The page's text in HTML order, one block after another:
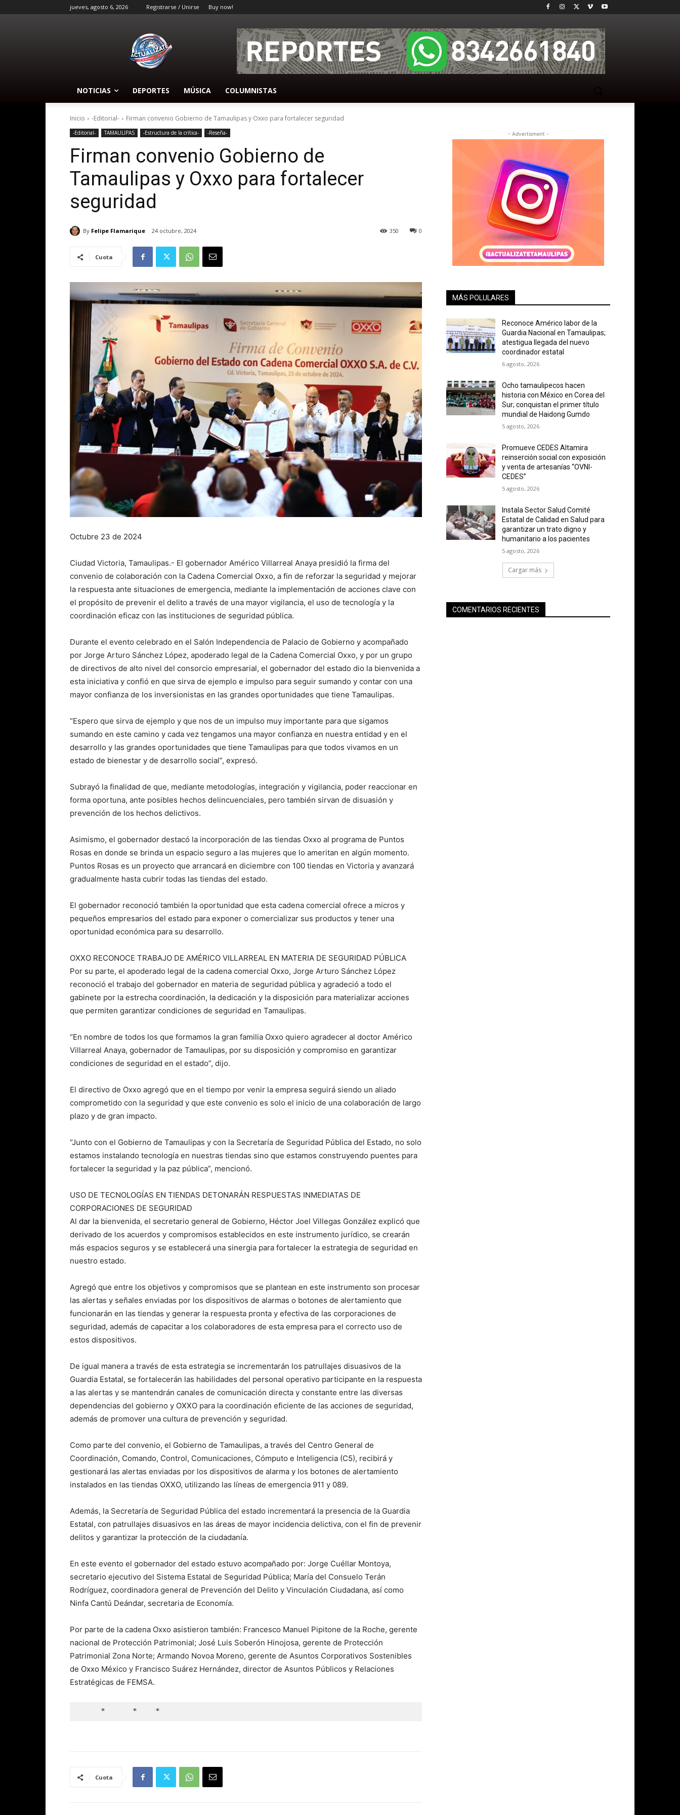
jueves, agosto 6, 2026 Registrarse / Unirse Buy now!
NOTICIAS DEPORTES MÚSICA COLUMNISTAS
Inicio -Editorial- Firman convenio Gobierno de Tamaulipas y Oxxo para fortalecer seguridad
-Editorial- TAMAULIPAS -Estructura de la crítica- -Reseña-
Firman convenio Gobierno de
Tamaulipas y Oxxo para fortalecer
seguridad
By Felipe Flamarique 24 octubre, 2024 0
350
Cuota
Octubre 23 de 2024
Ciudad Victoria, Tamaulipas.- El gobernador Américo Villarreal Anaya presidió la firma del
convenio de colaboración con la Cadena Comercial Oxxo, a fin de reforzar la seguridad y mejorar
la respuesta ante situaciones de emergencia, mediante la implementación de acciones clave con
el propósito de prevenir el delito a través de una mayor vigilancia, el uso de tecnología y la
coordinación eficaz con las instituciones de seguridad pública.
Durante el evento celebrado en el Salón Independencia de Palacio de Gobierno y acompañado
por Jorge Arturo Sánchez López, apoderado legal de la Cadena Comercial Oxxo, y por un grupo
de directivos de alto nivel del consorcio empresarial, el gobernador del estado dio la bienvenida a
esta iniciativa y confió en que sirva de ejemplo e impulso para seguir sumando y contar con una
mayor confianza de los inversionistas en las grandes oportunidades que tiene Tamaulipas.
“Espero que sirva de ejemplo y que nos de un impulso muy importante para que sigamos
sumando en este camino y cada vez tengamos una mayor confianza en nuestra entidad y en el
desarrollo y las grandes oportunidades que tiene Tamaulipas para que todos vivamos en un
estado de bienestar y de desarrollo social”, expresó.
Subrayó la finalidad de que, mediante metodologías, integración y vigilancia, poder reaccionar en
forma oportuna, ante posibles hechos delincuenciales, pero también sirvan de disuasión y
prevención de los hechos delictivos.
Asimismo, el gobernador destacó la incorporación de las tiendas Oxxo al programa de Puntos
Rosas en donde se brinda un espacio seguro a las mujeres que lo ameritan en algún momento.
Puntos Rosas es un proyecto que arrancará en diciembre con 100 tiendas en Victoria y avanzará
gradualmente hasta cubrir todas las tiendas del estado.
El gobernador reconoció también la oportunidad que esta cadena comercial ofrece a micros y
pequeños empresarios del estado para exponer o comercializar sus productos y tener una
oportunidad económica para su desarrollo.
OXXO RECONOCE TRABAJO DE AMÉRICO VILLARREAL EN MATERIA DE SEGURIDAD PÚBLICA
Por su parte, el apoderado legal de la cadena comercial Oxxo, Jorge Arturo Sánchez López
reconoció el trabajo del gobernador en materia de seguridad pública y agradeció a todo el
gabinete por la estrecha coordinación, la dedicación y la disposición para materializar acciones
que permiten garantizar condiciones de seguridad en Tamaulipas.
“En nombre de todos los que formamos la gran familia Oxxo quiero agradecer al doctor Américo
Villarreal Anaya, gobernador de Tamaulipas, por su disposición y compromiso en garantizar
condiciones de seguridad en el estado”, dijo.
El directivo de Oxxo agregó que en el tiempo por venir la empresa seguirá siendo un aliado
comprometido con la seguridad y que este convenio es solo el inicio de una colaboración de largo
plazo y de gran impacto.
“Junto con el Gobierno de Tamaulipas y con la Secretaría de Seguridad Pública del Estado, no solo
estamos instalando tecnología en nuestras tiendas sino que estamos construyendo puentes para
fortalecer la seguridad y la paz pública”, mencionó.
USO DE TECNOLOGÍAS EN TIENDAS DETONARÁN RESPUESTAS INMEDIATAS DE
CORPORACIONES DE SEGURIDAD
Al dar la bienvenida, el secretario general de Gobierno, Héctor Joel Villegas González explicó que
derivado de los acuerdos y compromisos establecidos en este instrumento jurídico, se crearán
más espacios seguros y se establecerá una sinergia para fortalecer la estrategia de seguridad en
nuestro estado.
Agregó que entre los objetivos y compromisos que se plantean en este instrumento son procesar
las alertas y señales enviadas por los dispositivos de alarmas o botones de alertamiento que
funcionarán en las tiendas y generar la respuesta pronta y efectiva de las corporaciones de
seguridad, además de capacitar a los colaboradores de esta empresa para el correcto uso de
estos dispositivos.
De igual manera a través de esta estrategia se incrementarán los patrullajes disuasivos de la
Guardia Estatal, se fortalecerán las habilidades del personal operativo participante en la respuesta
a las alertas y se mantendrán canales de comunicación directa y constante entre las diversas
dependencias del gobierno y OXXO para la coordinación eficiente de las acciones de seguridad,
además de promover una cultura de prevención y seguridad.
Como parte del convenio, el Gobierno de Tamaulipas, a través del Centro General de
Coordinación, Comando, Control, Comunicaciones, Cómputo e Inteligencia (C5), recibirá y
gestionará las alertas enviadas por los dispositivos de alarma y los botones de alertamiento
instalados en las tiendas OXXO, utilizando las líneas de emergencia 911 y 089.
Además, la Secretaría de Seguridad Pública del estado incrementará la presencia de la Guardia
Estatal, con patrullajes disuasivos en las áreas de mayor incidencia delictiva, con el fin de prevenir
delitos y garantizar la protección de la ciudadanía.
En este evento el gobernador del estado estuvo acompañado por: Jorge Cuéllar Montoya,
secretario ejecutivo del Sistema Estatal de Seguridad Pública; María del Consuelo Terán
Rodríguez, coordinadora general de Prevención del Delito y Vinculación Ciudadana, así como
Ninfa Cantú Deándar, secretaria de Economía.
Por parte de la cadena Oxxo asistieron también: Francesco Manuel Pipitone de la Roche, gerente
nacional de Protección Patrimonial; José Luis Soberón Hinojosa, gerente de Protección
Patrimonial Zona Norte; Armando Novoa Moreno, gerente de Asuntos Corporativos Sostenibles
de Oxxo México y Francisco Suárez Hernández, director de Asuntos Públicos y Relaciones
Estratégicas de FEMSA.
     *      *    *
Cuota
- Advertisment -
MÁS POLULARES
Reconoce Américo labor de la
Guardia Nacional en Tamaulipas;
atestigua llegada del nuevo
coordinador estatal
6 agosto, 2026
Ocho tamaulipecos hacen
historia con México en Corea del
Sur; conquistan el primer título
mundial de Haidong Gumdo
5 agosto, 2026
Promueve CEDES Altamira
reinserción social con exposición
y venta de artesanías “OVNI-
CEDES”
5 agosto, 2026
Instala Sector Salud Comité
Estatal de Calidad en Salud para
garantizar un trato digno y
humanitario a los pacientes
5 agosto, 2026
Cargar más
COMENTARIOS RECIENTES